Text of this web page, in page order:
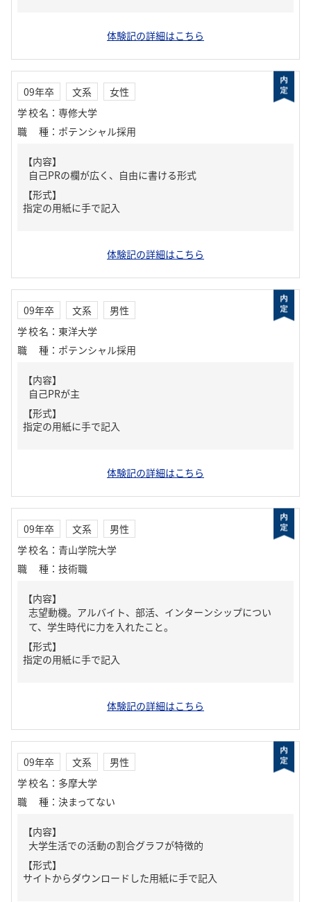
体験記の詳細はこちら
09年卒 文系
女性
学校名 ： 専修大学
職種 ： ポテンシャル採用
【内容】
自己PRの欄が広く、自由に書ける形式
【形式】
指定の用紙に手で記入
体験記の詳細はこちら
09年卒 文系
男性
学校名 ： 東洋大学
職種 ： ポテンシャル採用
【内容】
自己PRが主
【形式】
指定の用紙に手で記入
体験記の詳細はこちら
09年卒 文系
男性
学校名 ： 青山学院大学
職種 ： 技術職
【内容】
志望動機。アルバイト、部活、インターンシップについ
て、学生時代に力を入れたこと。
【形式】
指定の用紙に手で記入
体験記の詳細はこちら
09年卒 文系
男性
学校名 ： 多摩大学
職種 ： 決まってない
【内容】
大学生活での活動の割合グラフが特徴的
【形式】
サイトからダウンロードした用紙に手で記入